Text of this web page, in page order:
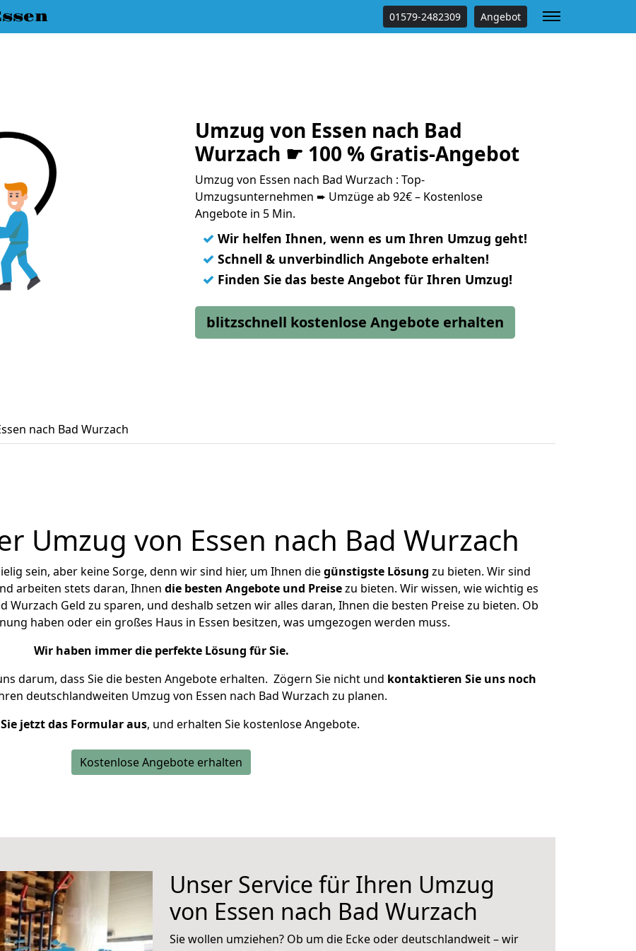
01579-2482309 Angebot
Umzug von Essen nach Bad
Wurzach ☛ 100 % Gratis-Angebot
Umzug von Essen nach Bad Wurzach : Top-
Umzugsunternehmen ➨ Umzüge ab 92€ – Kostenlose
Angebote in 5 Min.
✓ Wir helfen Ihnen, wenn es um Ihren Umzug geht!
✓ Schnell & unverbindlich Angebote erhalten!
✓ Finden Sie das beste Angebot für Ihren Umzug!
blitzschnell kostenlose Angebote erhalten
nach Bad Wurzach
Umzug von Essen nach Bad Wurzach
sein, aber keine Sorge, denn wir sind hier, um Ihnen diegünstigste Lösung zu bieten. Wir sind
arbeiten stets daran, Ihnen die besten Angebote und Preisezu bieten. Wir wissen, wie wichtig es
Wurzach Geld zu sparen, und deshalb setzen wir alles daran, Ihnen die besten Preise zu bieten. Ob
haben oder ein großes Haus in Essen besitzen, was umgezogen werden muss.
Wir haben immer die perfekte Lösung für Sie.
darum, dass Sie die besten Angebote erhalten. Zögern Sie nicht und kontaktieren Sie uns noch
deutschlandweiten Umzug von Essen nach Bad Wurzach zu planen.
jetzt das Formular aus, und erhalten Sie kostenlose Angebote.
Kostenlose Angebote erhalten
Unser Service für Ihren Umzug
von Essen nach Bad Wurzach
Sie wollen umziehen? Ob um die Ecke oder deutschlandweit – wir